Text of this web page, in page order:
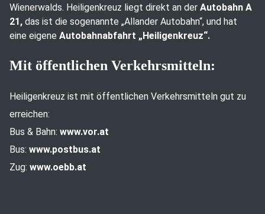
Wienerwalds. Heiligenkreuz liegt direkt an der Autobahn A
21, das ist die sogenannte „Allander Autobahn“, und hat
eine eigene Autobahnabfahrt „Heiligenkreuz“.
Mit öffentlichen Verkehrsmitteln:
Heiligenkreuz ist mit öffentlichen Verkehrsmitteln gut zu
erreichen:
Bus & Bahn: www.vor.at
Bus: www.postbus.at
Zug: www.oebb.at